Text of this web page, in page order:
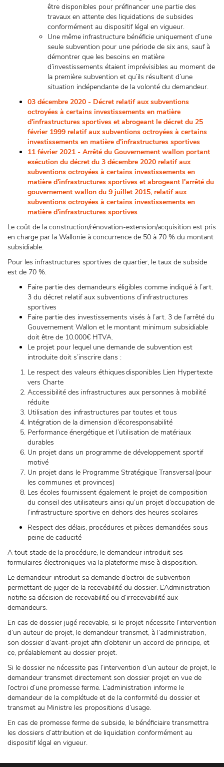
être disponibles pour préfinancer une partie des
travaux en attente des liquidations de subsides
conformément au dispositif légal en vigueur.
Une même infrastructure bénéficie uniquement d’une
seule subvention pour une période de six ans, sauf à
démontrer que les besoins en matière
d’investissements étaient imprévisibles au moment de
la première subvention et qu’ils résultent d’une
situation indépendante de la volonté du demandeur.
03 décembre 2020 - Décret relatif aux subventions
octroyées à certains investissements en matière
d'infrastructures sportives et abrogeant le décret du 25
février 1999 relatif aux subventions octroyées à certains
investissements en matière d'infrastructures sportives
11 février 2021 - Arrêté du Gouvernement wallon portant
exécution du décret du 3 décembre 2020 relatif aux
subventions octroyées à certains investissements en
matière d'infrastructures sportives et abrogeant l'arrêté du
gouvernement wallon du 9 juillet 2015, relatif aux
subventions octroyées à certains investissements en
matière d'infrastructures sportives
Le coût de la construction/rénovation-extension/acquisition est pris
en charge par la Wallonie à concurrence de 50 à 70 % du montant
subsidiable.
Pour les infrastructures sportives de quartier, le taux de subside
est de 70 %.
Faire partie des demandeurs éligibles comme indiqué à l’art.
3 du décret relatif aux subventions d’infrastructures
sportives
Faire partie des investissements visés à l’art. 3 de l’arrêté du
Gouvernement Wallon et le montant minimum subsidiable
doit être de 10.000€ HTVA.
Le projet pour lequel une demande de subvention est
introduite doit s’inscrire dans :
Le respect des valeurs éthiques disponibles Lien Hypertexte
vers Charte
Accessibilité des infrastructures aux personnes à mobilité
réduite
Utilisation des infrastructures par toutes et tous
Intégration de la dimension d’écoresponsabilité
Performance énergétique et l’utilisation de matériaux
durables
Un projet dans un programme de développement sportif
motivé
Un projet dans le Programme Stratégique Transversal (pour
les communes et provinces)
Les écoles fournissent également le projet de composition
du conseil des utilisateurs ainsi qu’un projet d’occupation de
l’infrastructure sportive en dehors des heures scolaires
Respect des délais, procédures et pièces demandées sous
peine de caducité
A tout stade de la procédure, le demandeur introduit ses
formulaires électroniques via la plateforme mise à disposition.
Le demandeur introduit sa demande d’octroi de subvention
permettant de juger de la recevabilité du dossier. L’Administration
notifie sa décision de recevabilité ou d’irrecevabilité aux
demandeurs.
En cas de dossier jugé recevable, si le projet nécessite l’intervention
d’un auteur de projet, le demandeur transmet, à l’administration,
son dossier d’avant-projet afin d’obtenir un accord de principe, et
ce, préalablement au dossier projet.
Si le dossier ne nécessite pas l’intervention d’un auteur de projet, le
demandeur transmet directement son dossier projet en vue de
l’octroi d’une promesse ferme. L’administration informe le
demandeur de la complétude et de la conformité du dossier et
transmet au Ministre les propositions d’usage.
En cas de promesse ferme de subside, le bénéficiaire transmettra
les dossiers d’attribution et de liquidation conformément au
dispositif légal en vigueur.